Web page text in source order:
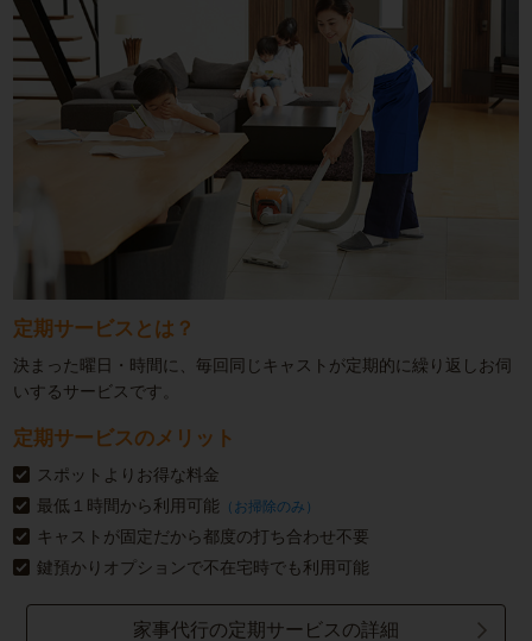
定期サービスとは？
決まった曜日・時間に、毎回同じキャストが定期的に繰り返しお伺
いするサービスです。
定期サービスのメリット
スポットよりお得な料金
最低１時間から利用可能 （お掃除のみ）
キャストが固定だから都度の打ち合わせ不要
鍵預かりオプションで不在宅時でも利用可能
家事代行の定期サービスの詳細